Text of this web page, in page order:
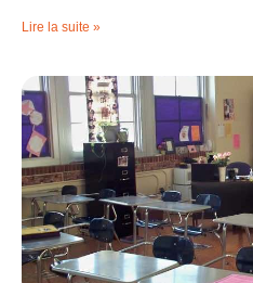
Lire la suite »